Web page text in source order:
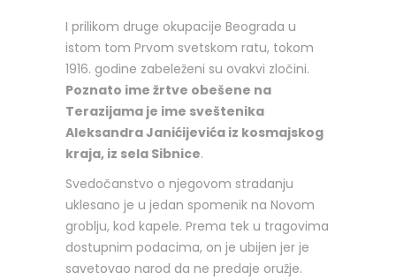
I prilikom druge okupacije Beograda u
istom tom Prvom svetskom ratu, tokom
1916. godine zabeleženi su ovakvi zločini.
Poznato ime žrtve obešene na
Terazijama je ime sveštenika
Aleksandra Janićijevića iz kosmajskog
kraja, iz sela Sibnice.
Svedočanstvo o njegovom stradanju
uklesano je u jedan spomenik na Novom
groblju, kod kapele. Prema tek u tragovima
dostupnim podacima, on je ubijen jer je
savetovao narod da ne predaje oružje.